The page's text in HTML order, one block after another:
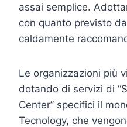
assai semplice.
con quanto previsto
caldamente
Le organizzazioni più
dotando di servizi di
Center” specifici il
Tecnology, che